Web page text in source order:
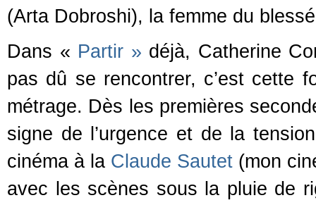
(Arta Dobroshi), la femme du
Dans « Partir » déjà, Catherine
pas dû se rencontrer, c’est cette
métrage. Dès les premières
signe de l’urgence et de la
cinéma à la Claude Sautet (mon
avec les scènes sous la pluie de